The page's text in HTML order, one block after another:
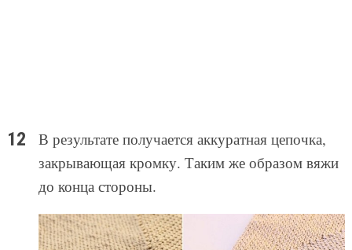
В результате получается аккуратная цепочка,
закрывающая кромку. Таким же образом вяжи
до конца стороны.